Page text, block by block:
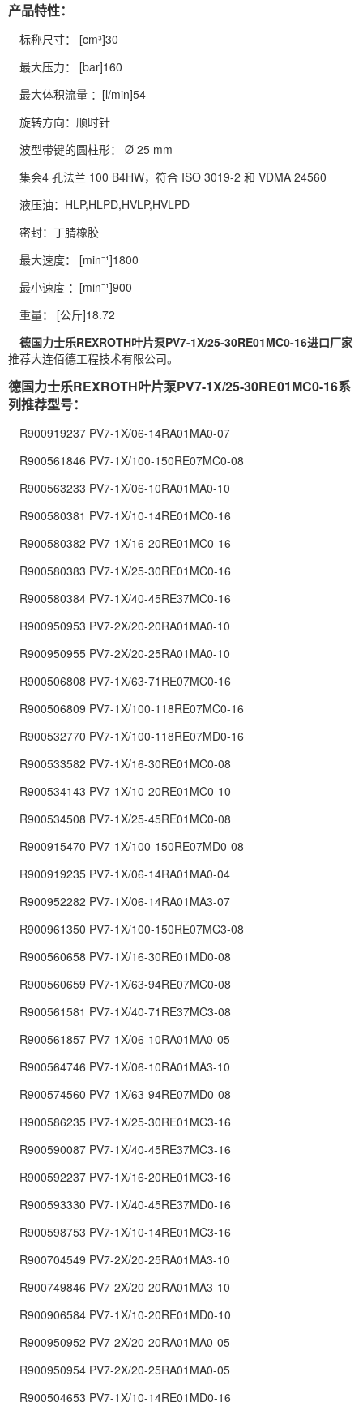
产品特性：
标称尺寸： [cm³]30
最大压力： [bar]160
最大体积流量 ：[l/min]54
旋转方向：顺时针
波型带键的圆柱形： Ø 25 mm
集会4 孔法兰 100 B4HW，符合 ISO 3019-2 和 VDMA 24560
液压油：HLP,HLPD,HVLP,HVLPD
密封：丁腈橡胶
最大速度： [min⁻¹]1800
最小速度 ：[min⁻¹]900
重量： [公斤]18.72
德国力士乐REXROTH叶片泵PV7-1X/25-30RE01MC0-16进口厂家
推荐大连佰德工程技术有限公司。
德国力士乐REXROTH叶片泵PV7-1X/25-30RE01MC0-16系
列推荐型号：
R900919237 PV7-1X/06-14RA01MA0-07
R900561846 PV7-1X/100-150RE07MC0-08
R900563233 PV7-1X/06-10RA01MA0-10
R900580381 PV7-1X/10-14RE01MC0-16
R900580382 PV7-1X/16-20RE01MC0-16
R900580383 PV7-1X/25-30RE01MC0-16
R900580384 PV7-1X/40-45RE37MC0-16
R900950953 PV7-2X/20-20RA01MA0-10
R900950955 PV7-2X/20-25RA01MA0-10
R900506808 PV7-1X/63-71RE07MC0-16
R900506809 PV7-1X/100-118RE07MC0-16
R900532770 PV7-1X/100-118RE07MD0-16
R900533582 PV7-1X/16-30RE01MC0-08
R900534143 PV7-1X/10-20RE01MC0-10
R900534508 PV7-1X/25-45RE01MC0-08
R900915470 PV7-1X/100-150RE07MD0-08
R900919235 PV7-1X/06-14RA01MA0-04
R900952282 PV7-1X/06-14RA01MA3-07
R900961350 PV7-1X/100-150RE07MC3-08
R900560658 PV7-1X/16-30RE01MD0-08
R900560659 PV7-1X/63-94RE07MC0-08
R900561581 PV7-1X/40-71RE37MC3-08
R900561857 PV7-1X/06-10RA01MA0-05
R900564746 PV7-1X/06-10RA01MA3-10
R900574560 PV7-1X/63-94RE07MD0-08
R900586235 PV7-1X/25-30RE01MC3-16
R900590087 PV7-1X/40-45RE37MC3-16
R900592237 PV7-1X/16-20RE01MC3-16
R900593330 PV7-1X/40-45RE37MD0-16
R900598753 PV7-1X/10-14RE01MC3-16
R900704549 PV7-2X/20-25RA01MA3-10
R900749846 PV7-2X/20-20RA01MA3-10
R900906584 PV7-1X/10-20RE01MD0-10
R900950952 PV7-2X/20-20RA01MA0-05
R900950954 PV7-2X/20-25RA01MA0-05
R900504653 PV7-1X/10-14RE01MD0-16